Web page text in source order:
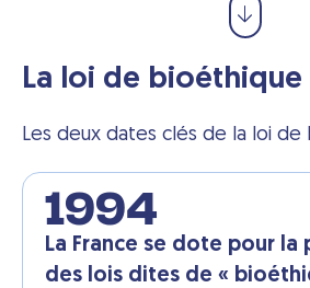
La loi de bioéthique
Les deux dates clés de la loi de
1994
La France se dote pour la
des lois dites de «